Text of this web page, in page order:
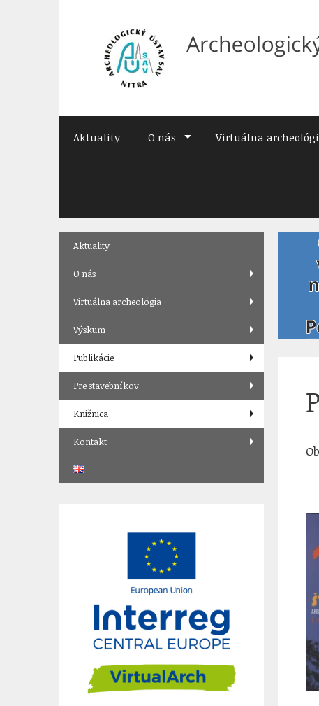
Aktuality O nás Virtuálna
Skip
content
Aktuality
O nás
Virtuálna archeológia
Výskum
Publikácie
Pre stavebníkov
Knižnica
Kontakt